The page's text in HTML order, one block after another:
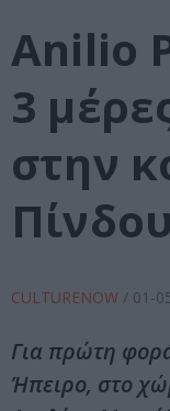
Anilio
3
στην
CULTURENOW / 01-
Για πρώτη
Ήπειρο, στο